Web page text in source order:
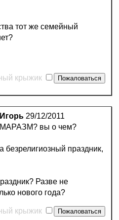
тот же семейный
крыжик
Игорь 29/12/2011
МАРАЗМ? вы о чем?
безрелигиозный праздник,
Разве не
нового года?
крыжик